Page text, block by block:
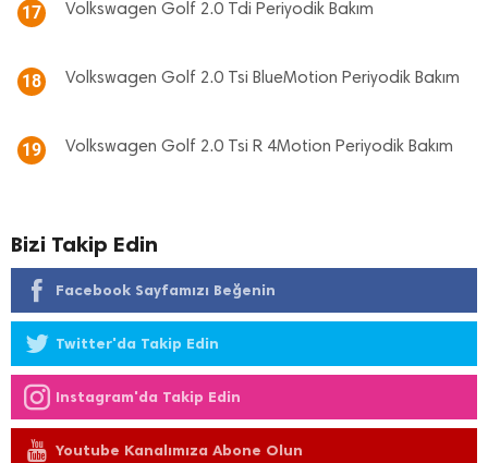
17 Volkswagen Golf 2.0 Tdi Periyodik Bakım
18 Volkswagen Golf 2.0 Tsi BlueMotion Periyodik Bakım
19 Volkswagen Golf 2.0 Tsi R 4Motion Periyodik Bakım
Bizi Takip Edin
Facebook Sayfamızı Beğenin
Twitter'da Takip Edin
Instagram'da Takip Edin
Youtube Kanalımıza Abone Olun